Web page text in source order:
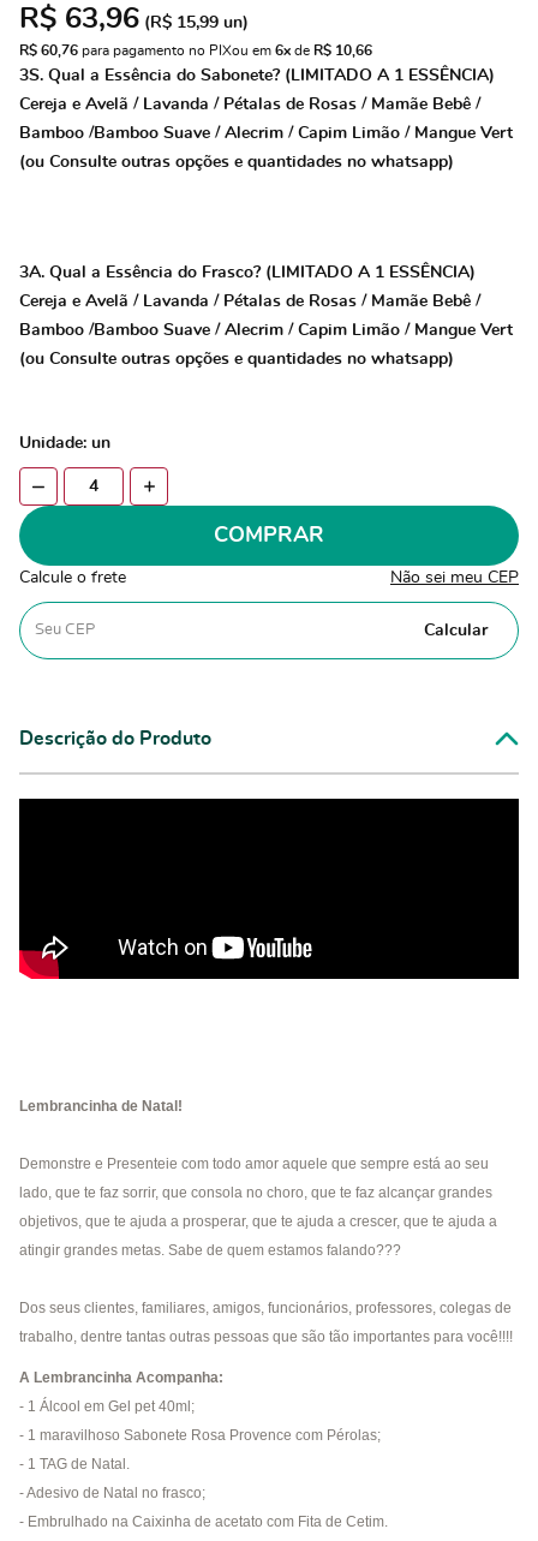
R$ 63,96 (R$ 15,99 un)
R$ 60,76 para pagamento no PIXou em 6x de R$ 10,66
3S. Qual a Essência do Sabonete? (LIMITADO A 1 ESSÊNCIA)
Cereja e Avelã / Lavanda / Pétalas de Rosas / Mamãe Bebê /
Bamboo /Bamboo Suave / Alecrim / Capim Limão / Mangue Vert
(ou Consulte outras opções e quantidades no whatsapp)
3A. Qual a Essência do Frasco? (LIMITADO A 1 ESSÊNCIA)
Cereja e Avelã / Lavanda / Pétalas de Rosas / Mamãe Bebê /
Bamboo /Bamboo Suave / Alecrim / Capim Limão / Mangue Vert
(ou Consulte outras opções e quantidades no whatsapp)
Unidade: un
COMPRAR
Calcule o frete Não sei meu CEP
Calcular
Descrição do Produto
Lembrancinha de Natal!
Demonstre e Presenteie com todo amor aquele que sempre está ao seu
lado, que te faz sorrir, que consola no choro, que te faz alcançar grandes
objetivos, que te ajuda a prosperar, que te ajuda a crescer, que te ajuda a
atingir grandes metas. Sabe de quem estamos falando???
Dos seus clientes, familiares, amigos, funcionários, professores, colegas de
trabalho, dentre tantas outras pessoas que são tão importantes para você!!!!
A Lembrancinha Acompanha:
- 1 Álcool em Gel pet 40ml;
- 1 maravilhoso Sabonete Rosa Provence com Pérolas;
- 1 TAG de Natal.
- Adesivo de Natal no frasco;
- Embrulhado na Caixinha de acetato com Fita de Cetim.